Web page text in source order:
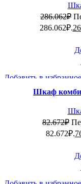
286.062₽
286.062₽.
-8%
Добавить в избранное
Шкаф
82.672₽
82.672₽.